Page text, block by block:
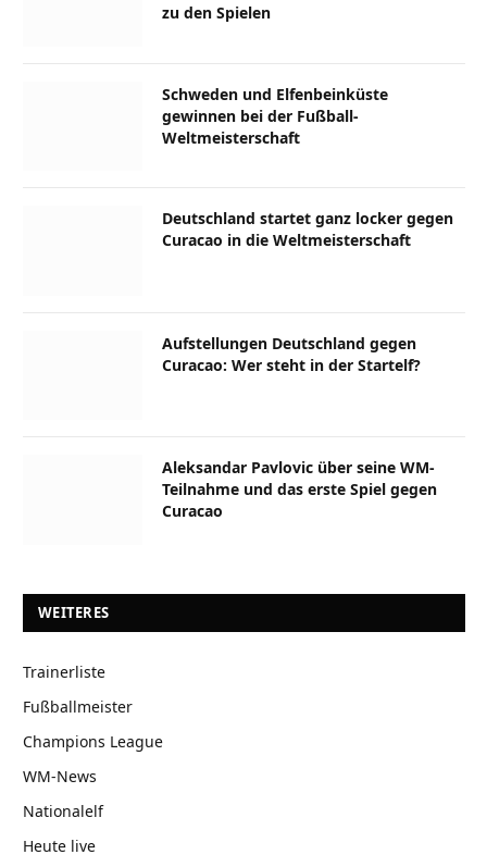
zu den Spielen
Schweden und Elfenbeinküste
gewinnen bei der Fußball-
Weltmeisterschaft
Deutschland startet ganz locker gegen
Curacao in die Weltmeisterschaft
Aufstellungen Deutschland gegen
Curacao: Wer steht in der Startelf?
Aleksandar Pavlovic über seine WM-
Teilnahme und das erste Spiel gegen
Curacao
WEITERES
Trainerliste
Fußballmeister
Champions League
WM-News
Nationalelf
Heute live